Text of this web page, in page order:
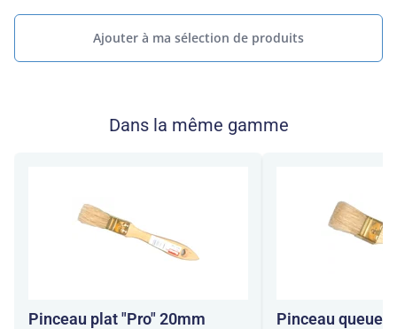
Ajouter à ma sélection de produits
Dans la même gamme
Pinceau plat "Pro" 20mm Pinceau queue